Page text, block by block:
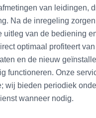
van leidingen,
Na de inregeling
uitleg van de bediening
optimaal profiteert
en de nieuw
functioneren. Onze
wij bieden periodiek
wanneer nodig.